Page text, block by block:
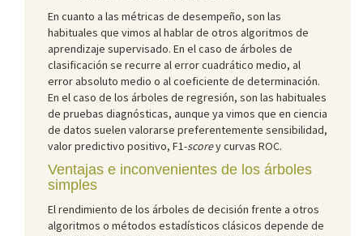
En cuanto a las métricas de desempeño, son las
habituales que vimos al hablar de otros algoritmos de
aprendizaje supervisado. En el caso de árboles de
clasificación se recurre al error cuadrático medio, al
error absoluto medio o al coeficiente de determinación.
En el caso de los árboles de regresión, son las habituales
de pruebas diagnósticas, aunque ya vimos que en ciencia
de datos suelen valorarse preferentemente sensibilidad,
valor predictivo positivo, F1-scorey curvas ROC.
Ventajas e inconvenientes de los árboles
simples
El rendimiento de los árboles de decisión frente a otros
algoritmos o métodos estadísticos clásicos depende de